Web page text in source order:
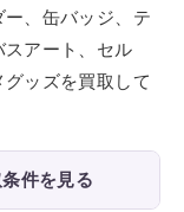
、缶バッジ、テ
アート、セル
ッズを買取して
件を見る